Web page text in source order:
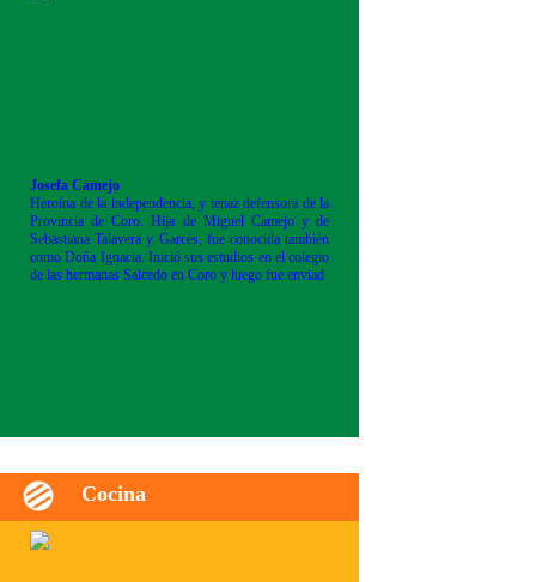
Josefa Camejo
Heroína de la independencia, y tenaz defensora de la
Provincia de Coro. Hija de Miguel Camejo y de
Sebastiana Talavera y Garcés, fue conocida también
como Doña Ignacia. Inició sus estudios en el colegio
de las hermanas Salcedo en Coro y luego fue enviad
Cocina